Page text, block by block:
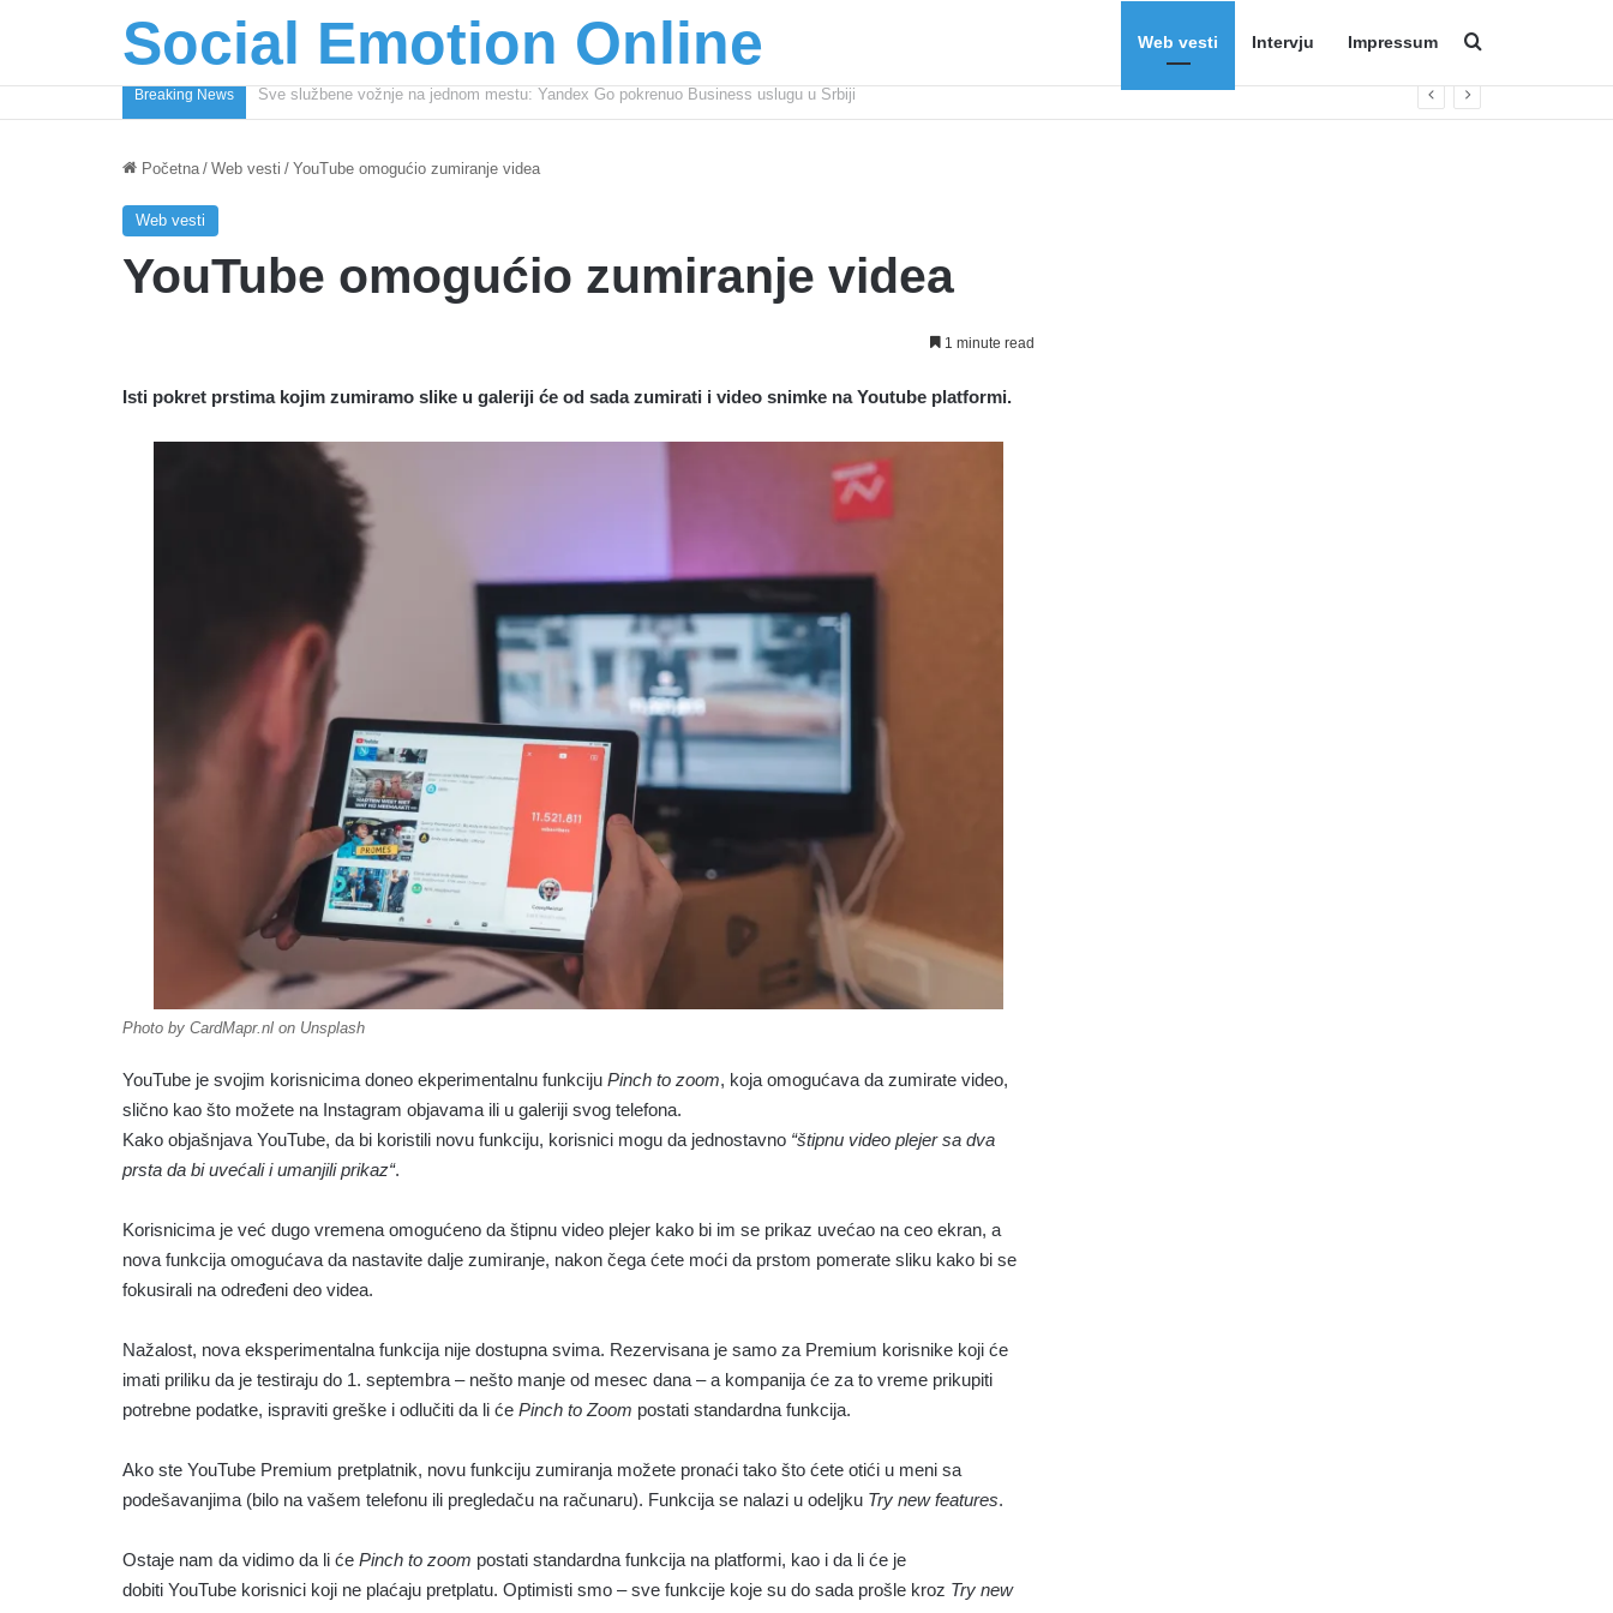
Social Emotion Online Web vesti Intervju Impressum
Breaking News Coca-Cola podrška mladima i Excel Grašić osnažuju mlade u regionu
Početna / Web vesti / YouTube omogućio zumiranje videa
Web vesti
YouTube omogućio zumiranje videa
1 minute read
Isti pokret prstima kojim zumiramo slike u galeriji će od sada zumirati i video snimke na Youtube platformi.
Photo by CardMapr.nl on Unsplash
YouTube je svojim korisnicima doneo ekperimentalnu funkciju Pinch to zoom, koja omogućava da zumirate video,
slično kao što možete na Instagram objavama ili u galeriji svog telefona.
Kako objašnjava YouTube, da bi koristili novu funkciju, korisnici mogu da jednostavno “štipnu video plejer sa dva
prsta da bi uvećali i umanjili prikaz“.
Korisnicima je već dugo vremena omogućeno da štipnu video plejer kako bi im se prikaz uvećao na ceo ekran, a
nova funkcija omogućava da nastavite dalje zumiranje, nakon čega ćete moći da prstom pomerate sliku kako bi se
fokusirali na određeni deo videa.
Nažalost, nova eksperimentalna funkcija nije dostupna svima. Rezervisana je samo za Premium korisnike koji će
imati priliku da je testiraju do 1. septembra – nešto manje od mesec dana – a kompanija će za to vreme prikupiti
potrebne podatke, ispraviti greške i odlučiti da li će Pinch to Zoom postati standardna funkcija.
Ako ste YouTube Premium pretplatnik, novu funkciju zumiranja možete pronaći tako što ćete otići u meni sa
podešavanjima (bilo na vašem telefonu ili pregledaču na računaru). Funkcija se nalazi u odeljku Try new features.
Ostaje nam da vidimo da li će Pinch to zoom postati standardna funkcija na platformi, kao i da li će je
dobiti YouTube korisnici koji ne plaćaju pretplatu. Optimisti smo – sve funkcije koje su do sada prošle kroz Try new